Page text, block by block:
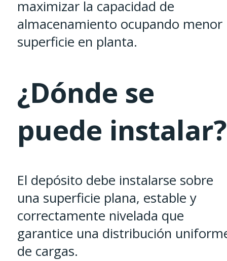
maximizar la capacidad de
almacenamiento ocupando menor
superficie en planta.
¿Dónde se
puede instalar?
El depósito debe instalarse sobre
una superficie plana, estable y
correctamente nivelada que
garantice una distribución
de cargas.